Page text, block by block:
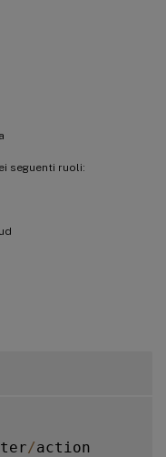
seguenti ruoli:
/action